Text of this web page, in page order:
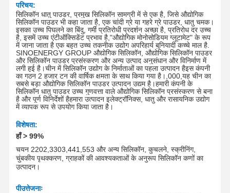
परिचय:
सिलिकॉन धातु पाउडर, प्रमुख सिलिकॉन सामग्री में से एक है, जिसे औद्योगिक
सिलिकॉन पाउडर भी कहा जाता है, एक चांदी ग्रे या गहरे ग्रे पाउडर, धातु चमक।
इसका उच्च पिघलने का बिंदु, गर्मी प्रतिरोधी प्रदर्शन अच्छा है, प्रतिरोध दर उच्च
है, इसमें उच्च एंटीऑक्सिडेंट प्रभाव है,"औद्योगिक मोनोसोडियम ग्लूटामेट" के रूप
में जाना जाता है एक बहुत उच्च तकनीक उद्योग अपरिहार्य बुनियादी कच्चे माल है.
SINOENERGY GROUP औद्योगिक सिलिकॉन, औद्योगिक सिलिकॉन पाउडर
और सिलिकॉन पाउडर प्रसंस्करण और अन्य उत्पाद अनुसंधान और विनिर्माण में
लगी हुई है।चीन में सिलिकॉन उद्योग के निर्माताओं का पहला उत्पादन हैइस कंपनी
का गठन 2 हजार टन की वार्षिक क्षमता के साथ किया गया है। ,000, यह चीन का
सबसे बड़ा औद्योगिक सिलिकॉन पाउडर उत्पादन उद्यम है।हमारी कंपनी के
सिलिकॉन धातु पाउडर उच्च गुणवत्ता वाले औद्योगिक सिलिकॉन प्रसंस्करण से बना
है और पूर्ण विनिर्देशों हैहमारा उत्पादन इलेक्ट्रॉनिक्स, धातु और रासायनिक उद्योग
में व्यापक रूप से उपयोग किया जाता है।
विशेषता:
हाँ > 99%
चयन 2202,3303,441,553 और अन्य सिलिकॉन, कुचलने, स्क्रीनिंग,
चुंबकीय पृथक्करण, ग्राहकों की आवश्यकताओं के अनुरूप सिलिकॉन कणों का
उत्पादन।
पीउत्तेजनाः